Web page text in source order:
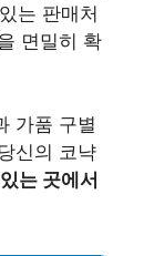
는 판매처
면밀히 확
가품 구별
신의 코냑
는 곳에서